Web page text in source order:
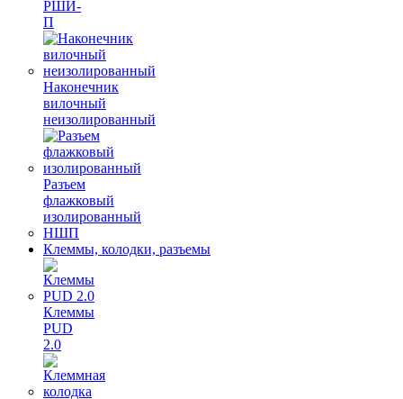
РШИ-
П
Наконечник
вилочный
неизолированный
Разъем
флажковый
изолированный
НШП
Клеммы, колодки, разъемы
Клеммы
PUD
2.0